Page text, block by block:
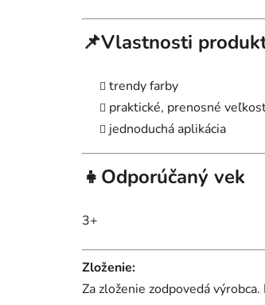
📌Vlastnosti
trendy farby
praktické, prenosné
jednoduchá aplikácia
👧Odporúčaný vek
3+
Zloženie:
Za zloženie zodpovedá výrobca. I